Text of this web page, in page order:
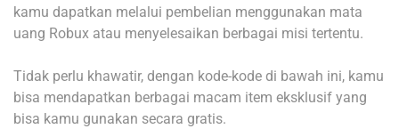
kamu dapatkan melalui pembelian menggunakan mata
uang Robux atau menyelesaikan berbagai misi tertentu.
Tidak perlu khawatir, dengan kode-kode di bawah ini, kamu
bisa mendapatkan berbagai macam item eksklusif yang
bisa kamu gunakan secara gratis.